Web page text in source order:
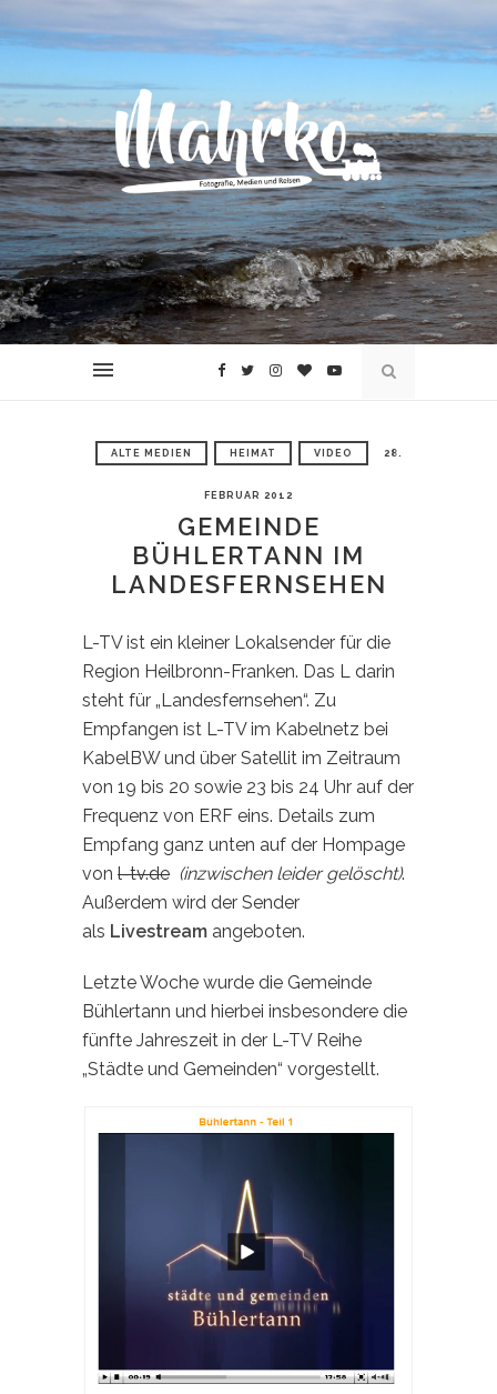
ALTE MEDIEN HEIMAT VIDEO 28.
FEBRUAR 2012
GEMEINDE
BÜHLERTANN IM
LANDESFERNSEHEN
L-TV ist ein kleiner Lokalsender für die
Region Heilbronn-Franken. Das L darin
steht für „Landesfernsehen“. Zu
Empfangen ist L-TV im Kabelnetz bei
KabelBW und über Satellit im Zeitraum
von 19 bis 20 sowie 23 bis 24 Uhr auf der
Frequenz von ERF eins. Details zum
Empfang ganz unten auf der Hompage
von l-tv.de (inzwischen leider gelöscht).
Außerdem wird der Sender
als Livestream angeboten.
Letzte Woche wurde die Gemeinde
Bühlertann und hierbei insbesondere die
fünfte Jahreszeit in der L-TV Reihe
„Städte und Gemeinden“ vorgestellt.